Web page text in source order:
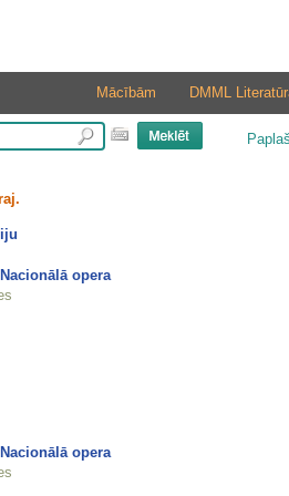
DMML
Mācībām
opera
opera